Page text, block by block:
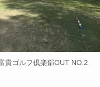
貴ゴルフ倶楽部OUT NO.2